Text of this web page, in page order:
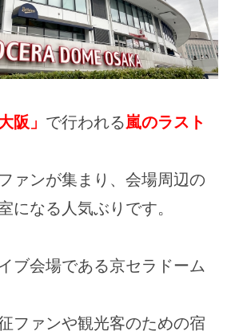
阪」 で行われる嵐のラスト
ァンが集まり、会場周辺の
になる人気ぶりです。
ブ会場である京セラドーム
ファンや観光客のための宿